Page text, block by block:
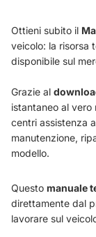
Ottieni subito il
veicolo: la risorsa
disponibile sul
Grazie al
istantaneo al vero
centri assistenza
manutenzione,
modello.
Questo manuale
direttamente dal
lavorare sul